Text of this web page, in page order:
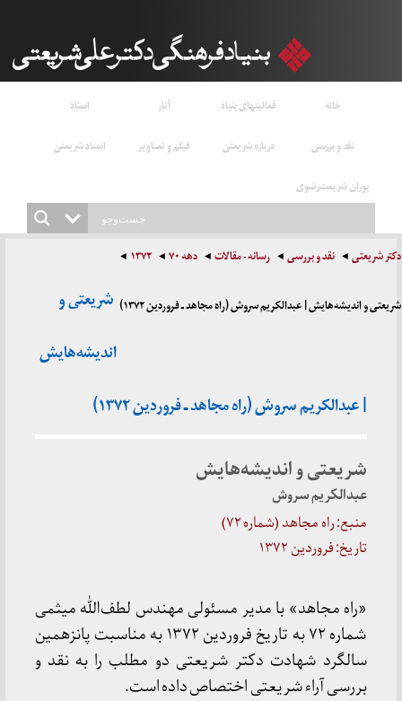
خانه فعالیتهای بنیاد آثار
اسناد
نقد و بررسی
درباره شریعتی فیلم و تصاویر
استاد شریعتی
پوران شریعت‌رضوی
دکتر شریعتی نقد و بررسی رسانه - مقالات دهه ۷۰ ۱۳۷۲
شریعتی و اندیشه‌هایش | عبدالکریم سروش (راه مجاهد ـ فروردین ‍۱۳۷۲)
شریعتی و
اندیشه‌هایش
| عبدالکریم سروش (راه مجاهد ـ فروردین ‍۱۳۷۲)
شریعتی و اندیشه‌هایش
عبدالکریم سروش
منبع: راه مجاهد (شماره ۷۲)
تاریخ: فروردین ۱۳۷۲
«راه مجاهد» با مدیر مسئولی مهندس لطف‌الله میثمی
شماره ۷۲ به تاریخ فروردین ۱۳۷۲ به مناسبت پانزهمین
سالگرد شهادت دکتر شریعتی دو مطلب را به نقد و
بررسی آراء شریعتی اختصاص داده است.